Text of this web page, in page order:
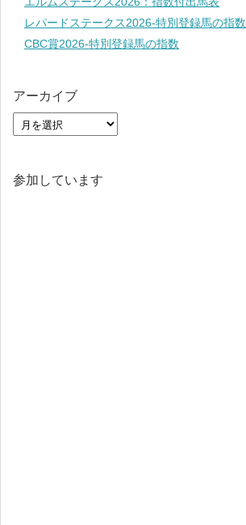
レパードステークス2026-特別登録馬の指数
CBC賞2026-特別登録馬の指数
アーカイブ
参加しています